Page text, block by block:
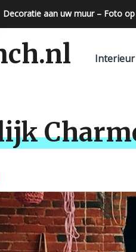
Decoratie aan uw muur – Foto
Interieur